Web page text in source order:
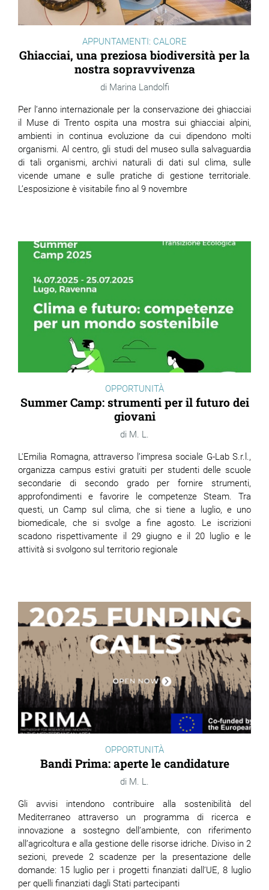
APPUNTAMENTI: CALORE
Ghiacciai, una preziosa biodiversità per la
nostra sopravvivenza
Marina Landolfi
Per l’anno internazionale per la conservazione dei ghiacciai
il Muse di Trento ospita una mostra sui ghiacciai alpini,
ambienti in continua evoluzione da cui dipendono molti
organismi. Al centro, gli studi del museo sulla salvaguardia
di tali organismi, archivi naturali di dati sul clima, sulle
vicende umane e sulle pratiche di gestione territoriale.
L’esposizione è visitabile fino al 9 novembre
OPPORTUNITÀ
Summer Camp: strumenti per il futuro dei
giovani
M. L.
L'Emilia Romagna, attraverso l’impresa sociale G-Lab S.r.l.,
organizza campus estivi gratuiti per studenti delle scuole
secondarie di secondo grado per fornire strumenti,
approfondimenti e favorire le competenze Steam. Tra
questi, un Camp sul clima, che si tiene a luglio, e uno
biomedicale, che si svolge a fine agosto. Le iscrizioni
scadono rispettivamente il 29 giugno e il 20 luglio e le
attività si svolgono sul territorio regionale
OPPORTUNITÀ
Bandi Prima: aperte le candidature
M. L.
Gli avvisi intendono contribuire alla sostenibilità del
Mediterraneo attraverso un programma di ricerca e
innovazione a sostegno dell’ambiente, con riferimento
all’agricoltura e alla gestione delle risorse idriche. Diviso in 2
sezioni, prevede 2 scadenze per la presentazione delle
domande: 15 luglio per i progetti finanziati dall’UE, 8 luglio
per quelli finanziati dagli Stati partecipanti